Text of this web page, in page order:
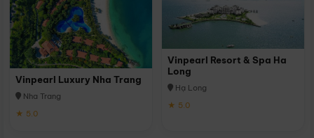
Vinpearl Luxury Nha Trang
Nha Trang
★ 5.0
Vinpearl Resort & Spa Ha
Long
Hạ Long
★ 5.0